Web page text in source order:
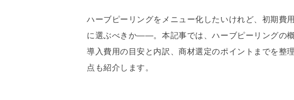
ハーブピーリングをメニュー化したいけれど、初期費
に選ぶべきか——。本記事では、ハーブピーリングの
導入費用の目安と内訳、商材選定のポイントまでを整
点も紹介します。